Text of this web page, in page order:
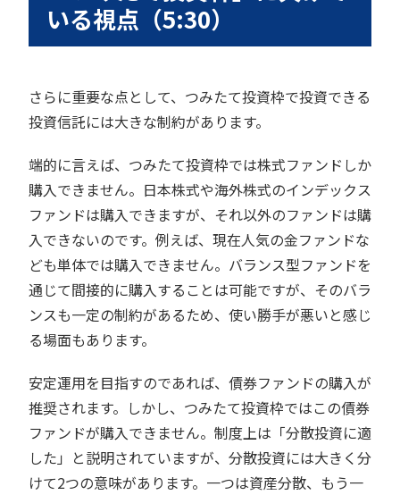
いる視点（5:30）
さらに重要な点として、つみたて投資枠で投資できる
投資信託には大きな制約があります。
端的に言えば、つみたて投資枠では株式ファンドしか
購入できません。日本株式や海外株式のインデックス
ファンドは購入できますが、それ以外のファンドは購
入できないのです。例えば、現在人気の金ファンドな
ども単体では購入できません。バランス型ファンドを
通じて間接的に購入することは可能ですが、そのバラ
ンスも一定の制約があるため、使い勝手が悪いと感じ
る場面もあります。
安定運用を目指すのであれば、債券ファンドの購入が
推奨されます。しかし、つみたて投資枠ではこの債券
ファンドが購入できません。制度上は「分散投資に適
した」と説明されていますが、分散投資には大きく分
けて2つの意味があります。一つは資産分散、もう一